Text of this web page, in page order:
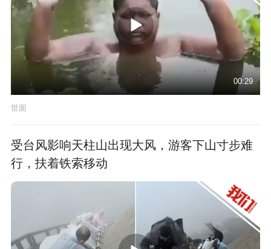
00:29
世面
受台风影响天柱山出现大风，游客下山寸步难
行，扶着铁索移动